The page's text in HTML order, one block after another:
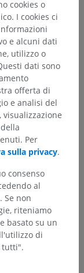
Cervical Neck
Treasure Island
cookies o
I cookies ci
e alcuni dati
utilizzo o
dati sono
offerta di
e analisi del
Per
sulla privacy.
consenso
al
Se non
riteniamo
basato su un
di
tutti".